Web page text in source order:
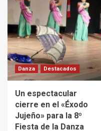
Danza Destacados
Un espectacular
cierre en el «Éxodo
Jujeño» para la 8º
Fiesta de la Danza